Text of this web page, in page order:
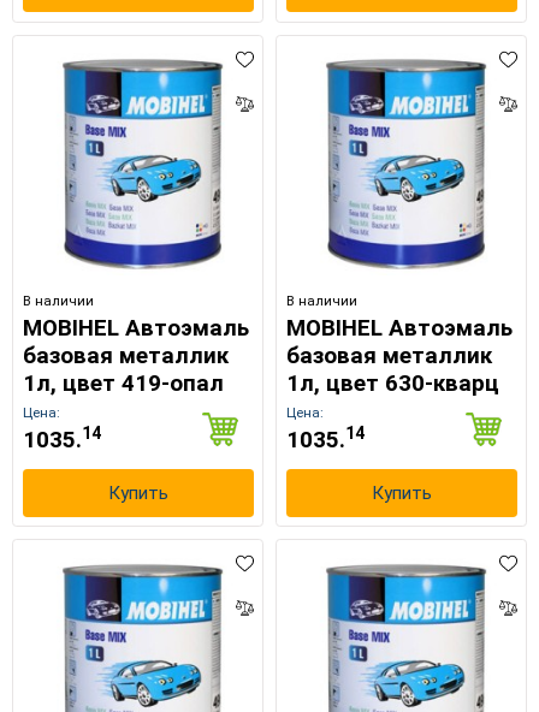
UA RU
В наличии
MOBIHEL Автоэмаль
базовая металлик
1л, цвет 419-опал
Цена:
1035.14
Купить
В наличии
MOBIHEL Автоэмаль
базовая металлик
1л, цвет 630-кварц
Цена:
1035.14
Купить